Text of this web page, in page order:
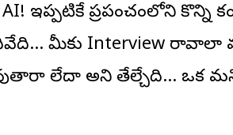
ఇప్పటికే ప్రపంచంలోని కొన్ని
మీకు Interview రావాలా
లేదా అని తేల్చేది… ఒక